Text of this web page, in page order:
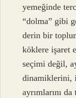
yemeğinde
“dolma” gibi
derin bir
köklere işaret
seçimi değil,
dinamiklerini,
ayrımlarını